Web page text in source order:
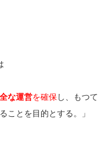
な運営を確保し
、もつて
ことを目的とする。」